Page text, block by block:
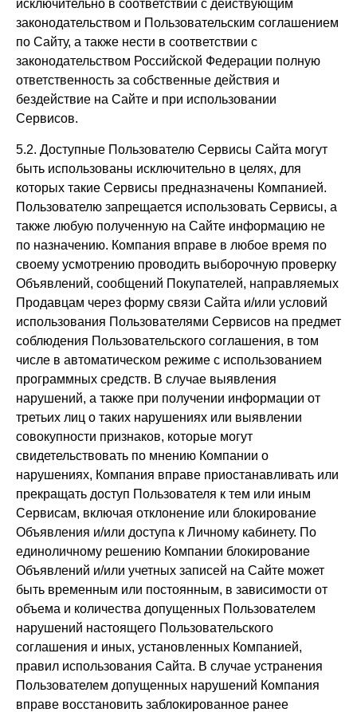
исключительно в соответствии с действующим
законодательством и Пользовательским соглашением
по Сайту, а также нести в соответствии с
законодательством Российской Федерации полную
ответственность за собственные действия и
бездействие на Сайте и при использовании
Сервисов.
5.2. Доступные Пользователю Сервисы Сайта могут
быть использованы исключительно в целях, для
которых такие Сервисы предназначены Компанией.
Пользователю запрещается использовать Сервисы, а
также любую полученную на Сайте информацию не
по назначению. Компания вправе в любое время по
своему усмотрению проводить выборочную проверку
Объявлений, сообщений Покупателей, направляемых
Продавцам через форму связи Сайта и/или условий
использования Пользователями Сервисов на предмет
соблюдения Пользовательского соглашения, в том
числе в автоматическом режиме с использованием
программных средств. В случае выявления
нарушений, а также при получении информации от
третьих лиц о таких нарушениях или выявлении
совокупности признаков, которые могут
свидетельствовать по мнению Компании о
нарушениях, Компания вправе приостанавливать или
прекращать доступ Пользователя к тем или иным
Сервисам, включая отклонение или блокирование
Объявления и/или доступа к Личному кабинету. По
единоличному решению Компании блокирование
Объявлений и/или учетных записей на Сайте может
быть временным или постоянным, в зависимости от
объема и количества допущенных Пользователем
нарушений настоящего Пользовательского
соглашения и иных, установленных Компанией,
правил использования Сайта. В случае устранения
Пользователем допущенных нарушений Компания
вправе восстановить заблокированное ранее